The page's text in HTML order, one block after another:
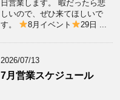
日営業します。 暇だったら悲
しいので、ぜひ来てほしいで
す。
8月イベント 29日 ...
2026/07/13
7月営業スケジュール